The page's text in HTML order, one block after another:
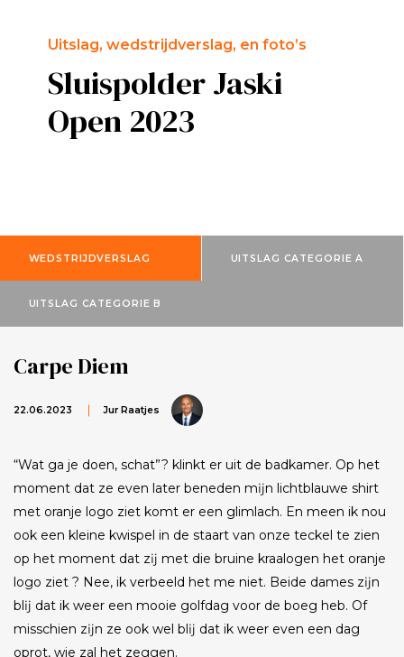
Uitslag, wedstrijdverslag, en foto’s
Sluispolder Jaski
Open 2023
WEDSTRIJDVERSLAG UITSLAG CATEGORIE A
UITSLAG CATEGORIE B
Carpe Diem
22.06.2023 Jur Raatjes
“Wat ga je doen, schat”? klinkt er uit de badkamer. Op het
moment dat ze even later beneden mĳn lichtblauwe shirt
met oranje logo ziet komt er een glimlach. En meen ik nou
ook een kleine kwispel in de staart van onze teckel te zien
op het moment dat zĳ met die bruine kraalogen het oranje
logo ziet ? Nee, ik verbeeld het me niet. Beide dames zĳn
blĳ dat ik weer een mooie golfdag voor de boeg heb. Of
misschien zĳn ze ook wel blĳ dat ik weer even een dag
oprot, wie zal het zeggen.